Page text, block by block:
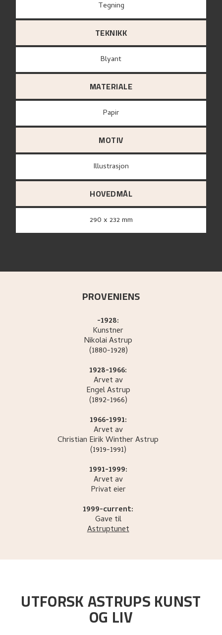
Tegning
TEKNIKK
Blyant
MATERIALE
papir
MOTIV
Illustrasjon
HOVEDMÅL
290 x 232 mm
PROVENIENS
-1928:
Kunstner
NikolaiAstrup
(1880-1928)
1928-1966:
Arvet av
EngelAstrup
(1892-1966)
1966-1991:
Arvet av
Christian Eirik WintherAstrup
(1919-1991)
1991-1999:
Arvet av
Privat eier
1999-current:
Gave til
Astruptunet
UTFORSK ASTRUPS KUNST
OG LIV